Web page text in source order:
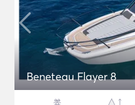
Beneteau Flayer 8